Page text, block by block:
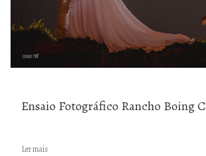
Ensaio Fotográfico Rancho Boing
Ler mais